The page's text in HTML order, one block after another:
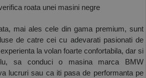
MARCA AUTO
COLABORARE COMPANII
mai ales cele din gama premium, sunt
de catre cei cu adevarati pasionati de
la volan foarte confortabila, dar si
sa conduci o masina marca BMW
lucruri sau ca iti pasa de performanta pe